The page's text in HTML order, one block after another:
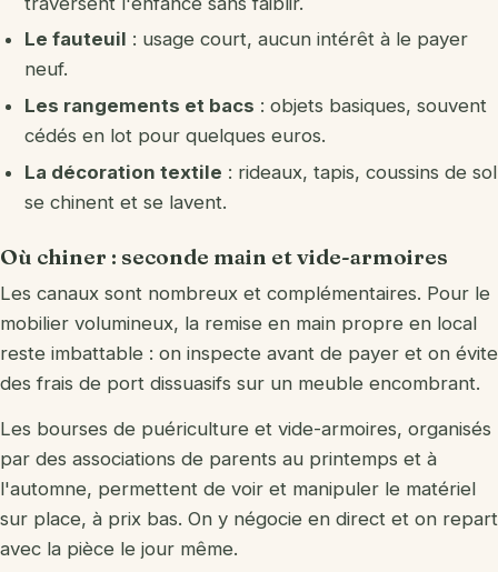
Le fauteuil : usage court, aucun intérêt à le payer
neuf.
Les rangements et bacs : objets basiques, souvent
cédés en lot pour quelques euros.
La décoration textile : rideaux, tapis, coussins de sol
se chinent et se lavent.
Où chiner : seconde main et vide-armoires
Les canaux sont nombreux et complémentaires. Pour le
mobilier volumineux, la remise en main propre en local
reste imbattable : on inspecte avant de payer et on évite
des frais de port dissuasifs sur un meuble encombrant.
Les bourses de puériculture et vide-armoires, organisés
par des associations de parents au printemps et à
l'automne, permettent de voir et manipuler le matériel
sur place, à prix bas. On y négocie en direct et on repart
avec la pièce le jour même.